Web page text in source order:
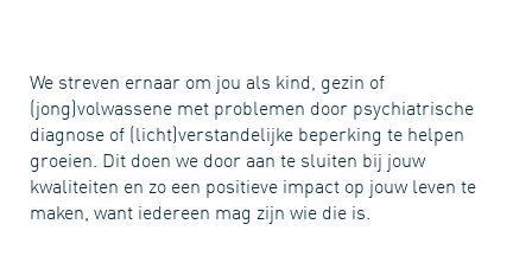
We streven ernaar om jou als kind, gezin of
(jong)volwassene met problemen door psychiatrische
diagnose of (licht)verstandelijke beperking te helpen
groeien. Dit doen we door aan te sluiten bij jouw
kwaliteiten en zo een positieve impact op jouw leven te
maken, want iedereen mag zijn wie die is.